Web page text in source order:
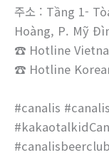
주소 : Tầng 1-
Hoàng, P. Mỹ
☎ Hotline
☎ Hotline
#canalis